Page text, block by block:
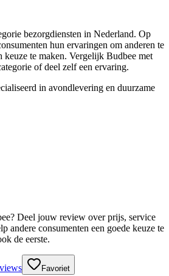
bezorgdiensten in Nederland. Op
hun ervaringen om anderen te
keuze te maken. Vergelijk Budbee met
of deel zelf een ervaring.
in avondlevering en duurzame
Deel jouw review over prijs, service
andere consumenten een goede keuze te
de eerste.
Favoriet